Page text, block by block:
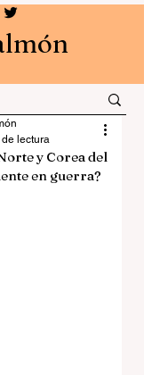
y Corea del
en guerra?
lectura